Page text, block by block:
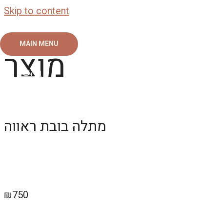
Skip to content
MAIN MENU
ראשי
מוצר
מתלה בובת ראווה
₪750